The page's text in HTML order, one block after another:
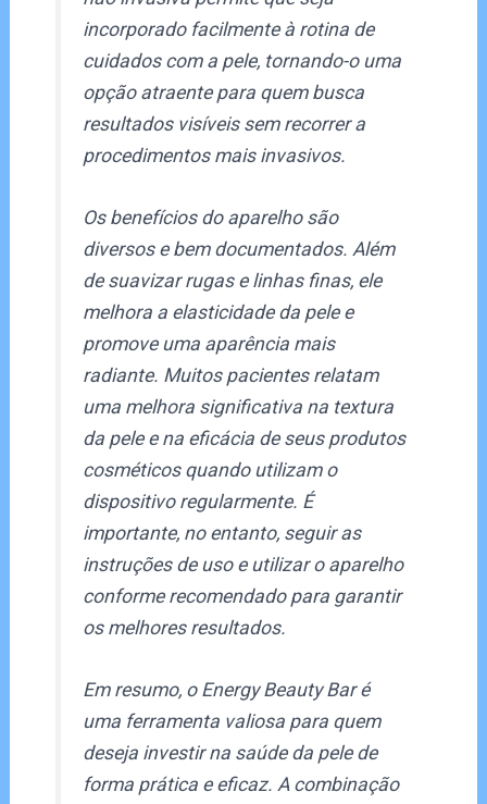
incorporado facilmente à rotina de
cuidados com a pele, tornando-o uma
opção atraente para quem busca
resultados visíveis sem recorrer a
procedimentos mais invasivos.
Os benefícios do aparelho são
diversos e bem documentados. Além
de suavizar rugas e linhas finas, ele
melhora a elasticidade da pele e
promove uma aparência mais
radiante. Muitos pacientes relatam
uma melhora significativa na textura
da pele e na eficácia de seus produtos
cosméticos quando utilizam o
dispositivo regularmente. É
importante, no entanto, seguir as
instruções de uso e utilizar o aparelho
conforme recomendado para garantir
os melhores resultados.
Em resumo, o Energy Beauty Bar é
uma ferramenta valiosa para quem
deseja investir na saúde da pele de
forma prática e eficaz. A combinação